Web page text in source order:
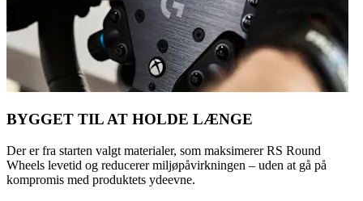
BYGGET TIL AT HOLDE LÆNGE
Der er fra starten valgt materialer, som maksimerer RS Round
Wheels levetid og reducerer miljøpåvirkningen – uden at gå på
kompromis med produktets ydeevne.